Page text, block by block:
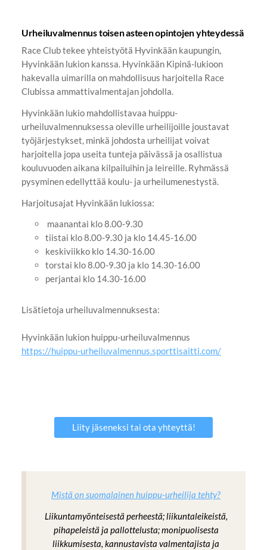
Urheiluvalmennus toisen asteen opintojen yhteydessä
Race Club tekee yhteistyötä Hyvinkään kaupungin,
Hyvinkään lukion kanssa. Hyvinkään Kipinä-lukioon
hakevalla uimarilla on mahdollisuus harjoitella Race
Clubissa ammattivalmentajan johdolla.
Hyvinkään lukio mahdollistavaa huippu-
urheiluvalmennuksessa oleville urheilijoille joustavat
työjärjestykset, minkä johdosta urheilijat voivat
harjoitella jopa useita tunteja päivässä ja osallistua
kouluvuoden aikana kilpailuihin ja leireille. Ryhmässä
pysyminen edellyttää koulu- ja urheilumenestystä.
Harjoitusajat Hyvinkään lukiossa:
maanantai klo 8.00-9.30
tiistai klo 8.00-9.30 ja klo 14.45-16.00
keskiviikko klo 14.30-16.00
torstai klo 8.00-9.30 ja klo 14.30-16.00
perjantai klo 14.30-16.00
Lisätietoja urheiluvalmennuksesta:
Hyvinkään lukion huippu-urheiluvalmennus
https://huippu-urheiluvalmennus.sporttisaitti.com/
Liity jäseneksi tai ota yhteyttä!
Mistä on suomalainen huippu-urheilija tehty?
Liikuntamyönteisestä perheestä; liikuntaleikeistä,
pihapeleistä ja pallottelusta; monipuolisesta
liikkumisesta, kannustavista valmentajista ja